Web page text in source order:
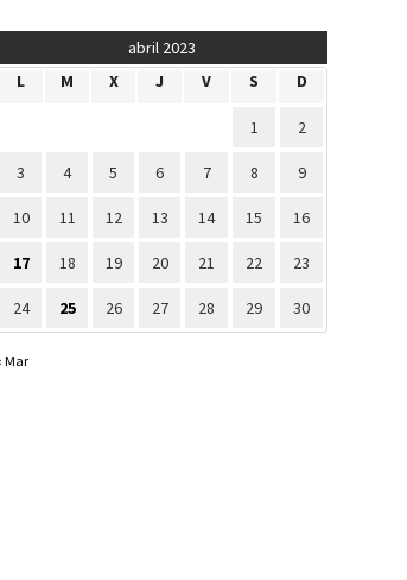
abril 2023
L
M X J V S D
1 2
3 4 5 6 7 8 9
10 11 12 13 14 15 16
17 18 19 20 21 22 23
24 25 26 27 28 29 30
Mar